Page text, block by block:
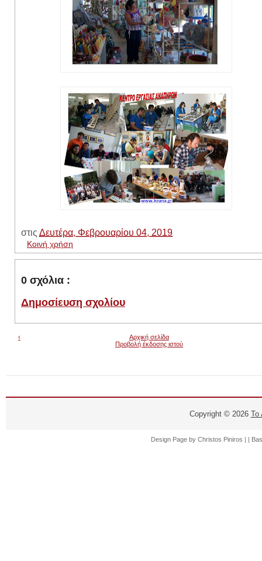
στις Δευτέρα, Φεβρουαρίου 04, 2019
Κοινή χρήση
0 σχόλια :
Δημοσίευση σχολίου
‹
Αρχική σελίδα
Προβολή έκδοσης ιστού
Copyright © 2026 Το
Design Page by Christos Piniros | |